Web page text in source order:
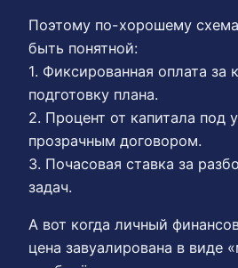
Поэтому по-хорошему
быть понятной:
1. Фиксированная оплата за
подготовку плана.
2. Процент от капитала под
прозрачным договором.
3. Почасовая ставка за
задач.
А вот когда личный
цена завуалирована в виде